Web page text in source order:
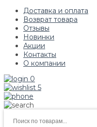
Доставка и оплата
Возврат товара
Отзывы
Новинки
Акции
Контакты
О компании
0
5
товаров